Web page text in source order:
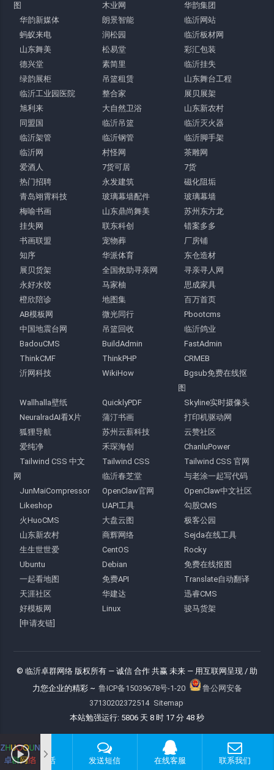
图
木业网
华韵集团
华韵新媒体
朗景智能
临沂网站
蚂蚁来电
润松园
临沂板材网
山东舞美
松易堂
彩汇包装
德兴堂
素简里
临沂挂失
绿韵展柜
吊篮租赁
山东舞台工程
临沂工业园医院
整合家
展贝展架
旭利来
大自然卫浴
山东新农村
同盟国
临沂吊篮
临沂灭火器
临沂架管
临沂钢管
临沂脚手架
临沂网
村怪网
茶雕网
爱酒人
7货可居
7货
热门招聘
永发建筑
磁化阻垢
青岛翊霄科技
玻璃幕墙配件
玻璃幕墙
梅喻书画
山东鼎尚舞美
苏州东方龙
挂失网
联东科创
错案多多
书画联盟
宠物葬
厂房铺
知序
华派体育
东仓造材
展贝货架
全国救助寻亲网
寻亲寻人网
永好水饺
马家柚
思成家具
橙欣陪诊
地图集
百万首页
AB模板网
微光同行
Pbootcms
中国地震台网
吊篮回收
临沂鸽业
BadouCMS
BuildAdmin
FastAdmin
ThinkCMF
ThinkPHP
CRMEB
沂网科技
WikiHow
Bgsub免费在线抠
图
Wallhalla壁纸
QuicklyPDF
Skyline实时摄像头
NeuralradAI看X片
蒲汀书画
打印机驱动网
狐狸导航
苏州云薪科技
云赞社区
爱纯净
禾琛海创
ChanluPower
Tailwind CSS 中文
网
Tailwind CSS
Tailwind CSS 官网
临沂春芝堂
与老涂一起写代码
JunMaiCompressor
OpenClaw官网
OpenClaw中文社区
Likeshop
UAPI工具
勾股CMS
火HuoCMS
大盘云图
极客公园
山东新农村
商辉网络
Sejda在线工具
生生世世爱
CentOS
Rocky
Ubuntu
Debian
免费在线抠图
一起看地图
免费API
Translate自动翻译
天涯社区
华建达
迅睿CMS
好模板网
Linux
骏马货架
[申请友链]
© 临沂卓群网络 版权所有 — 诚信 合作 共赢 未来 — 用互联网呈现 / 助
力您企业的精彩 ~ 鲁ICP备15039678号-1-20
鲁公网安备
37130202372514 Sitemap
本站勉强运行: 5806 天 8 时 17 分 49 秒
拨打电话 发送短信 在线客服 联系我们